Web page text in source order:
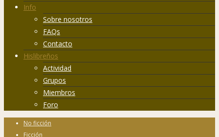
Info
Sobre nosotros
FAQs
Contacto
Hislibreños
Actividad
Grupos
Miembros
Foro
No ficción
Ficción